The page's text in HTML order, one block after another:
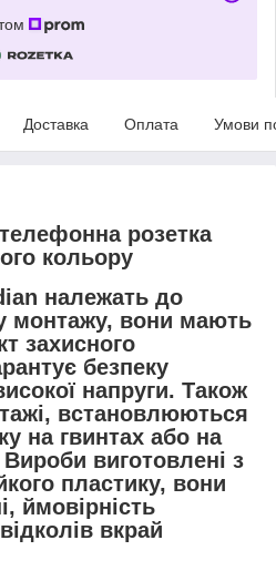
Доставка Оплата Умови
розетка
кольору
належать до
монтажу, вони мають
захисного
безпеку
напруги. Також
встановлюються
на гвинтах або на
виготовлені з
пластику, вони
ймовірність
вкрай